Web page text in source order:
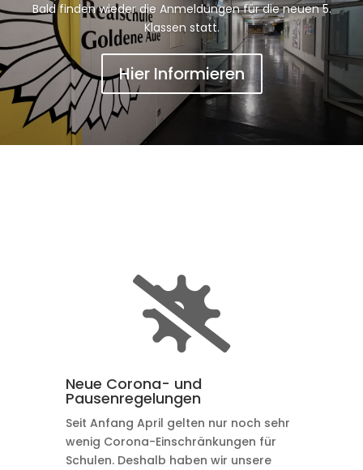
Bald finden wieder die Anmeldungen für die neuen 5.
Klassen statt.
Hier Informieren

Neue Corona- und
Pausenregelungen
Seit Anfang April gelten nur noch sehr
wenig Corona-Einschränkungen für
Schulen. Deshalb haben wir unsere